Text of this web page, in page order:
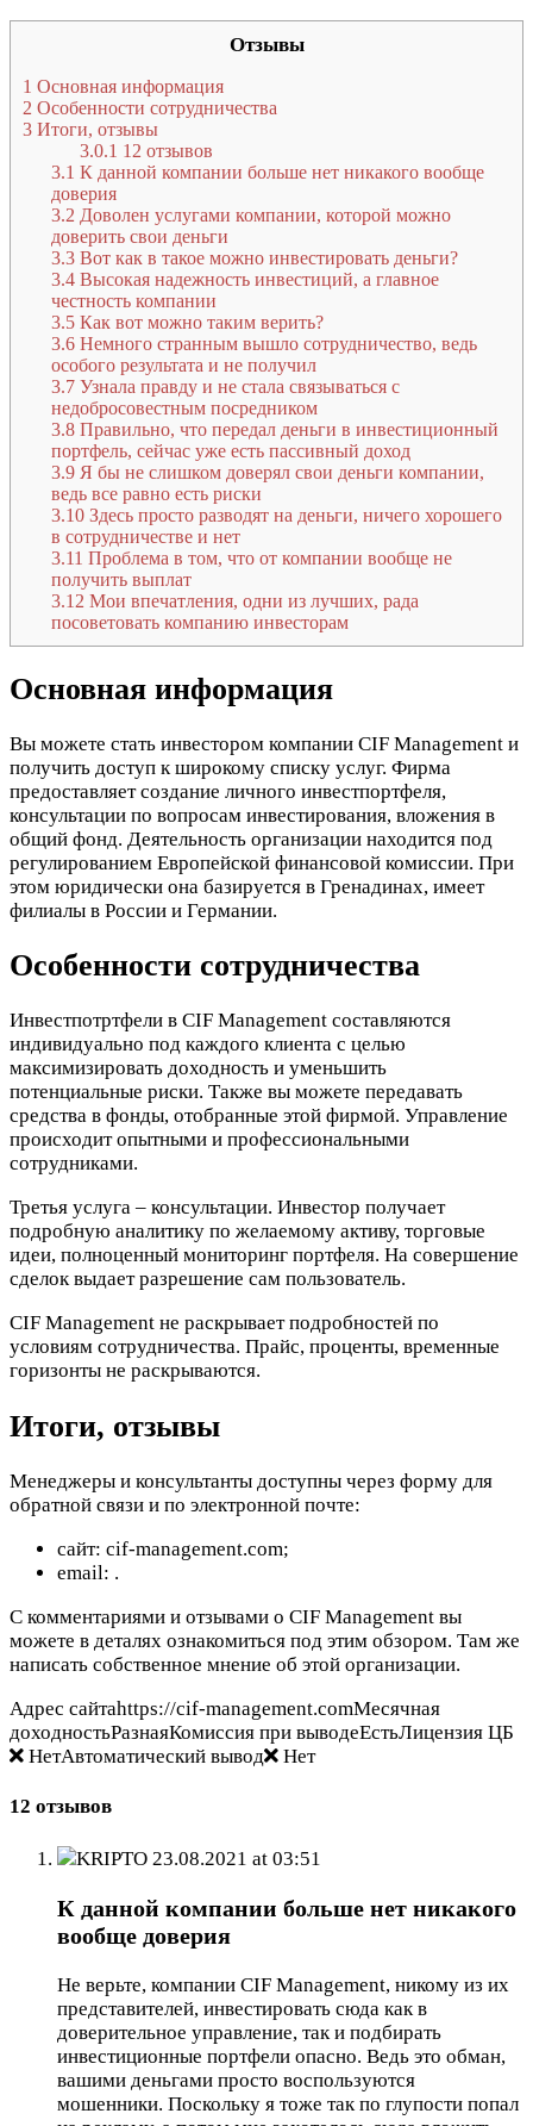
Отзывы
1 Основная информация
2 Особенности сотрудничества
3 Итоги, отзывы
3.0.1 12 отзывов
3.1 К данной компании больше нет никакого вообще
доверия
3.2 Доволен услугами компании, которой можно
доверить свои деньги
3.3 Вот как в такое можно инвестировать деньги?
3.4 Высокая надежность инвестиций, а главное
честность компании
3.5 Как вот можно таким верить?
3.6 Немного странным вышло сотрудничество, ведь
особого результата и не получил
3.7 Узнала правду и не стала связываться с
недобросовестным посредником
3.8 Правильно, что передал деньги в инвестиционный
портфель, сейчас уже есть пассивный доход
3.9 Я бы не слишком доверял свои деньги компании,
ведь все равно есть риски
3.10 Здесь просто разводят на деньги, ничего хорошего
в сотрудничестве и нет
3.11 Проблема в том, что от компании вообще не
получить выплат
3.12 Мои впечатления, одни из лучших, рада
посоветовать компанию инвесторам
Основная информация
Вы можете стать инвестором компании CIF Management и
получить доступ к широкому списку услуг. Фирма
предоставляет создание личного инвестпортфеля,
консультации по вопросам инвестирования, вложения в
общий фонд. Деятельность организации находится под
регулированием Европейской финансовой комиссии. При
этом юридически она базируется в Гренадинах, имеет
филиалы в России и Германии.
Особенности сотрудничества
Инвестпотртфели в CIF Management составляются
индивидуально под каждого клиента с целью
максимизировать доходность и уменьшить
потенциальные риски. Также вы можете передавать
средства в фонды, отобранные этой фирмой. Управление
происходит опытными и профессиональными
сотрудниками.
Третья услуга – консультации. Инвестор получает
подробную аналитику по желаемому активу, торговые
идеи, полноценный мониторинг портфеля. На совершение
сделок выдает разрешение сам пользователь.
CIF Management не раскрывает подробностей по
условиям сотрудничества. Прайс, проценты, временные
горизонты не раскрываются.
Итоги, отзывы
Менеджеры и консультанты доступны через форму для
обратной связи и по электронной почте:
сайт: cif-management.com;
email: .
С комментариями и отзывами о CIF Management вы
можете в деталях ознакомиться под этим обзором. Там же
написать собственное мнение об этой организации.
Адрес сайтаhttps://cif-management.comМесячная
доходностьРазнаяКомиссия при выводеЕстьЛицензия ЦБ
НетАвтоматический вывод
Нет
12 отзывов
KRIPTO 23.08.2021 at 03:51
К данной компании больше нет никакого
вообще доверия
Не верьте, компании CIF Management, никому из их
представителей, инвестировать сюда как в
доверительное управление, так и подбирать
инвестиционные портфели опасно. Ведь это обман,
вашими деньгами просто воспользуются
мошенники. Поскольку я тоже так по глупости попал